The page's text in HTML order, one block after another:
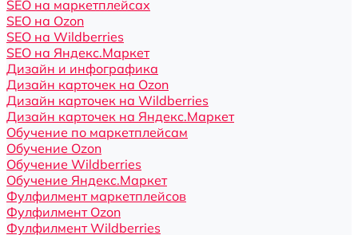
SEO на маркетплейсах
SEO на Ozon
SEO на Wildberries
SEO на Яндекс.Маркет
Дизайн и инфографика
Дизайн карточек на Ozon
Дизайн карточек на Wildberries
Дизайн карточек на Яндекс.Маркет
Обучение по маркетплейсам
Обучение Ozon
Обучение Wildberries
Обучение Яндекс.Маркет
Фулфилмент маркетплейсов
Фулфилмент Ozon
Фулфилмент Wildberries